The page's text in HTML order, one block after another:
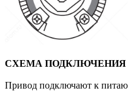
СХЕМА ПОДКЛЮЧЕНИЯ
Привод подключают к